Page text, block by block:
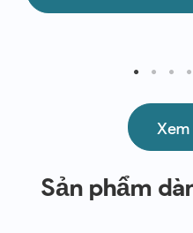
Sản phẩm